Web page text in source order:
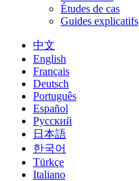
Études de cas
Guides explicatifs
中文
English
Français
Deutsch
Português
Español
Русский
日本語
한국어
Türkçe
Italiano